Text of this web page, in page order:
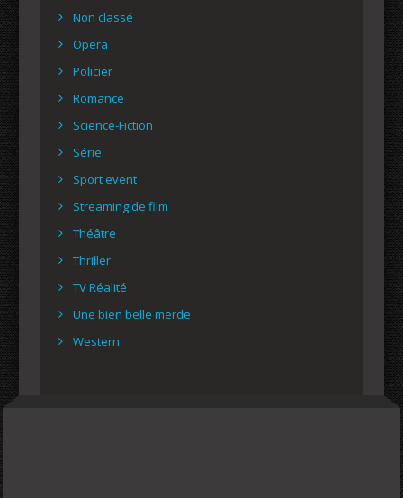
Non classé
Opera
Policier
Romance
Science-Fiction
Série
Sport event
Streaming de film
Théâtre
Thriller
TV Réalité
Une bien belle merde
Western